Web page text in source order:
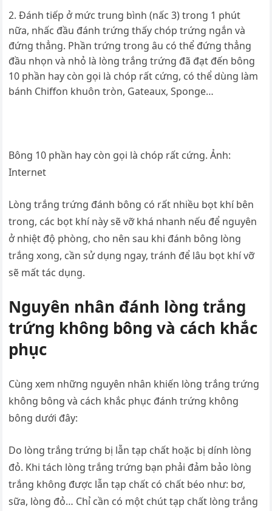
Đánh tiếp ở mức trung bình (nấc 3) trong 1 phút
nữa, nhấc đầu đánh trứng thấy chóp trứng ngắn và
đứng thẳng. Phần trứng trong âu có thể đứng thẳng
đầu nhọn và nhỏ là lòng trắng trứng đã đạt đến bông
10 phần hay còn gọi là chóp rất cứng, có thể dùng làm
bánh Chiffon khuôn tròn, Gateaux, Sponge…
Bông 10 phần hay còn gọi là chóp rất cứng. Ảnh:
Internet
Lòng trắng trứng đánh bông có rất nhiều bọt khí bên
trong, các bọt khí này sẽ vỡ khá nhanh nếu để nguyên
ở nhiệt độ phòng, cho nên sau khi đánh bông lòng
trắng xong, cần sử dụng ngay, tránh để lâu bọt khí vỡ
sẽ mất tác dụng.
Nguyên nhân đánh lòng trắng
trứng không bông và cách khắc
phục
Cùng xem những nguyên nhân khiến lòng trắng trứng
không bông và cách khắc phục đánh trứng không
bông dưới đây:
Do lòng trắng trứng bị lẫn tạp chất hoặc bị dính lòng
đỏ. Khi tách lòng trắng trứng bạn phải đảm bảo lòng
trắng không được lẫn tạp chất có chất béo như: bơ,
sữa, lòng đỏ… Chỉ cần có một chút tạp chất lòng trắng